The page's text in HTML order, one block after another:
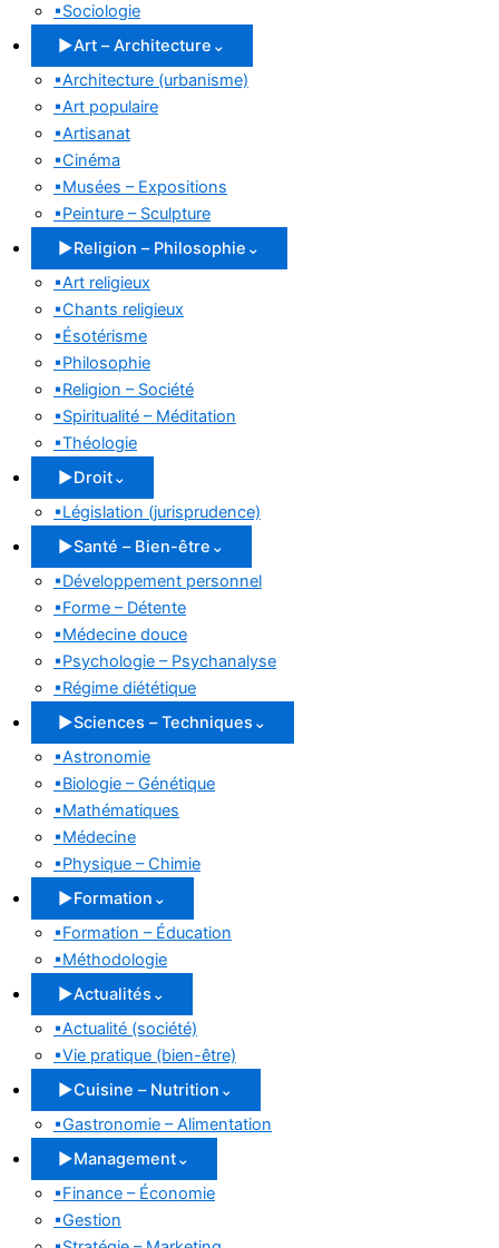
▪Sociologie
▶Art – Architecture ⌄
▪Architecture (urbanisme)
▪Art populaire
▪Artisanat
▪Cinéma
▪Musées – Expositions
▪Peinture – Sculpture
▶Religion – Philosophie ⌄
▪Art religieux
▪Chants religieux
▪Ésotérisme
▪Philosophie
▪Religion – Société
▪Spiritualité – Méditation
▪Théologie
▶Droit⌄
▪Législation (jurisprudence)
▶Santé – Bien-être ⌄
▪Développement personnel
▪Forme – Détente
▪Médecine douce
▪Psychologie – Psychanalyse
▪Régime diététique
▶Sciences – Techniques ⌄
▪Astronomie
▪Biologie – Génétique
▪Mathématiques
▪Médecine
▪Physique – Chimie
▶Formation ⌄
▪Formation – Éducation
▪Méthodologie
▶Actualités ⌄
▪Actualité (société)
▪Vie pratique (bien-être)
▶Cuisine – Nutrition ⌄
▪Gastronomie – Alimentation
▶Management⌄
▪Finance – Économie
▪Gestion